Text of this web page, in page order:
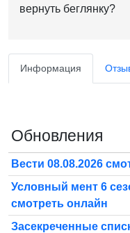
вернуть беглянку?
Информация
Обновления
Вести 08.08.2026
Условный мент 6
смотреть онлайн
Засекреченные